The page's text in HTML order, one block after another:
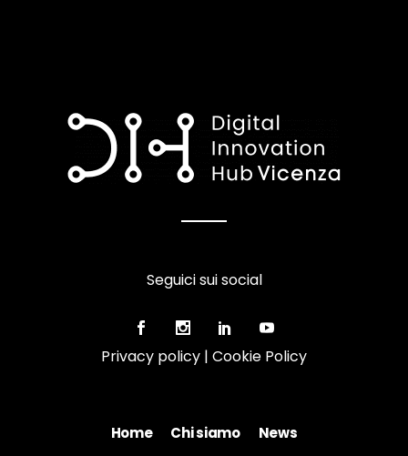
Home Chi siamo News
Seguici sui social
Privacy policy | Cookie Policy